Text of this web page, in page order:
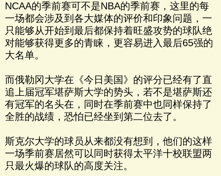
NCAA的季前赛可不是NBA的季前赛，这里的每
一场都会涉及到各大媒体的评价和印象问题，一
只能够从开始到最后都保持着旺盛攻势的球队绝
对能够获得更多的青睐，更容易进入最后65强的
大名单。
而俄勒冈大学在《今日美国》的评分已经有了直
追上届冠军堪萨斯大学的势头，若不是堪萨斯还
有冠军的名头在，同时在季前赛中也同样保持了
全胜的战绩，恐怕已经坐到第二位去了。
斯克尔大学的球员从来都没有想到，他们的这样
一场季前赛居然可以同时获得太平洋十校联盟两
只最火爆的球队的高度关注。